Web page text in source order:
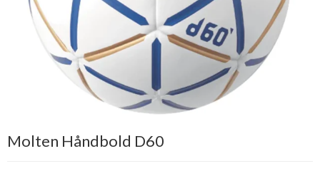
Molten Håndbold D60